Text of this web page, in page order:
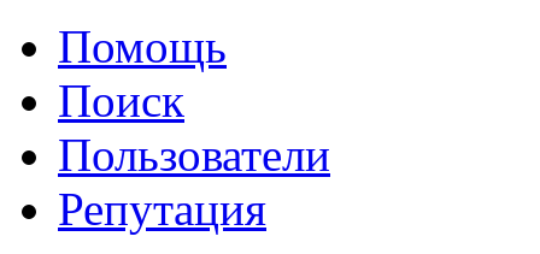
Помощь
Поиск
Пользователи
Репутация